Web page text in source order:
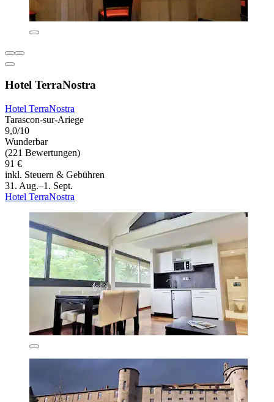
Hotel TerraNostra
Hotel TerraNostra
Tarascon-sur-Ariege
9,0/10
Wunderbar
(221 Bewertungen)
91 €
inkl. Steuern & Gebühren
31. Aug.–1. Sept.
Hotel TerraNostra